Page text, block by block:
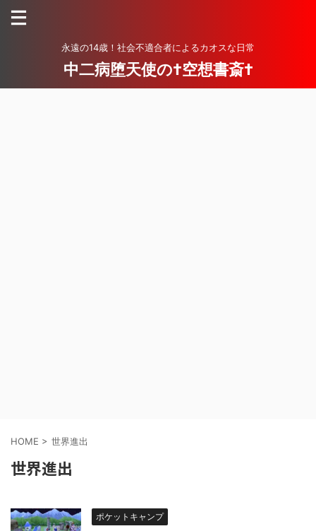
永遠の14歳！社会不適合者によるカオスな日常
中二病堕天使の†空想書斎†
HOME > 世界進出
世界進出
ポケットキャンプ